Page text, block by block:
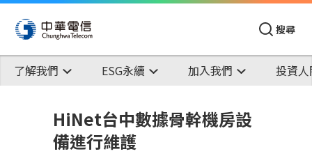
搜尋
了解我們 ESG永續 加入我們 投資
HiNet台中數據骨幹機房設
備進行維護